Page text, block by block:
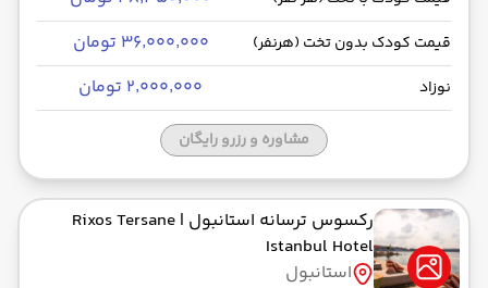
قیمت کودک بدون تخت (هرنفر) ۳۶٬۰۰۰٬۰۰۰ تومان
نوزاد ۲٬۰۰۰٬۰۰۰ تومان
مشاوره و رزرو رایگان
رکسوس ترسانه استانبول | Rixos Tersane
Istanbul Hotel
استانبول